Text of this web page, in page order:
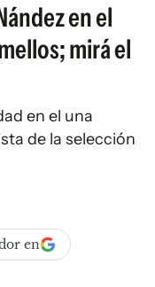
en el
mirá el
en el una
de la selección
en